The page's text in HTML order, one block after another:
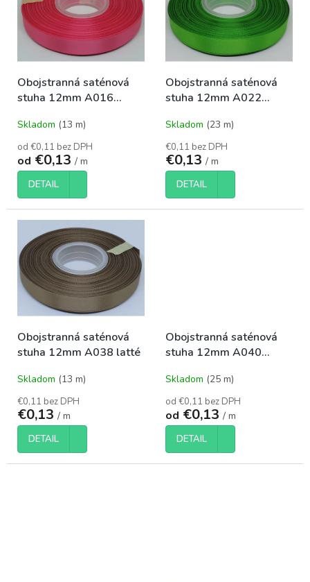
k
o
v
d
u
t
o
v
Obojstranná saténová
stuha 12mm A016
Skladom (13 m)
od €0,11 bez DPH
od €0,13 / m
DETAIL
Obojstranná saténová
stuha 12mm A022
Skladom (23 m)
€0,11 bez DPH
€0,13 / m
DETAIL
Obojstranná saténová
stuha 12mm A038 latté
Skladom (13 m)
€0,11 bez DPH
€0,13 / m
DETAIL
Obojstranná saténová
stuha 12mm A040
Skladom (25 m)
od €0,11 bez DPH
od €0,13 / m
DETAIL